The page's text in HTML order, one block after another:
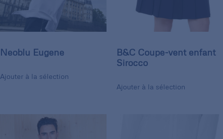
Neoblu Eugene
Ajouter à la sélection
B&C Coupe-vent enfant
Sirocco
Ajouter à la sélection